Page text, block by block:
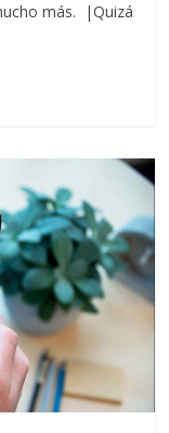
más. |Quizá